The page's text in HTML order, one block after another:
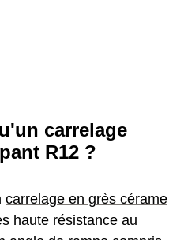
carrelage
R12 ?
carrelage en grès cérame
haute résistance au